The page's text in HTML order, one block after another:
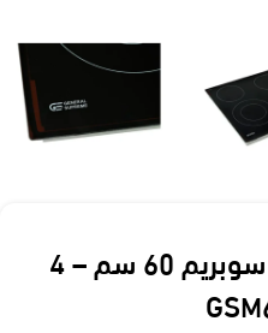
مسطح سيراميك جنرال سوبريم 60 سم – 4